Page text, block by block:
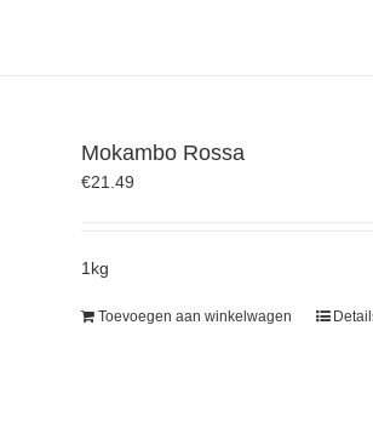
Mokambo Rossa
€21.49
1kg
Toevoegen aan winkelwagen